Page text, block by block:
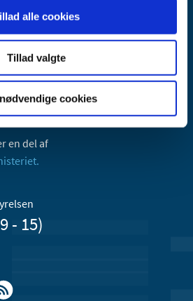
alle cookies
Tillad valgte
cookies
en del af
- 15)